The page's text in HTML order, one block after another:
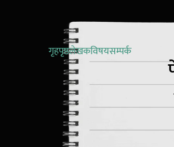
गृहपृष्ठलेखकविषयसम्पर्क